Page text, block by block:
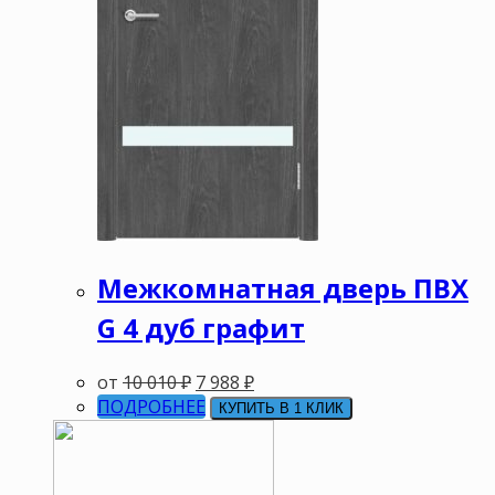
Межкомнатная дверь ПВХ
G 4 дуб графит
от 10 010₽ 7 988 ₽
ПОДРОБНЕЕ
КУПИТЬ В 1 КЛИК